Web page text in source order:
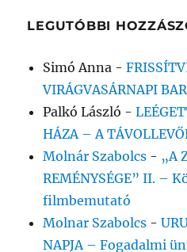
LEGUTÓBBI
Simó Anna -
VIRÁGVASÁRNAPI
Palkó László -
HÁZA – A
Molnár Szabolcs - „A
REMÉNYSÉGE” II. –
filmbemutató
Molnar Szabolcs -
NAPJA – Fogadalmi